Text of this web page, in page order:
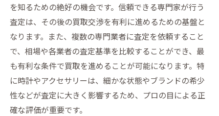
を知るための絶好の機会です。信頼できる専門家が行う
査定は、その後の買取交渉を有利に進めるための基盤と
なります。また、複数の専門業者に査定を依頼すること
で、相場や各業者の査定基準を比較することができ、最
も有利な条件で買取を進めることが可能になります。特
に時計やアクセサリーは、細かな状態やブランドの希少
性などが査定に大きく影響するため、プロの目による正
確な評価が重要です。